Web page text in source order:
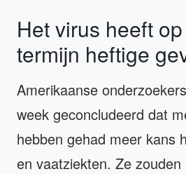
Het virus heeft
termijn heftige
Amerikaanse
week geconcludeerd dat
hebben gehad meer kans
en vaatziekten. Ze